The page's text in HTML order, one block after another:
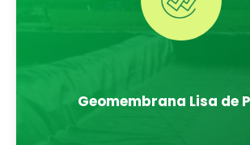
Geomembrana Lisa de